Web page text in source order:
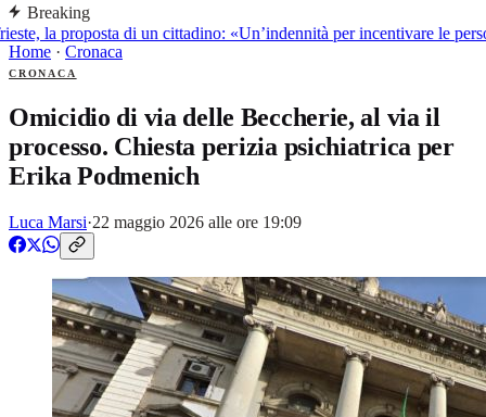
Breaking
la proposta di un cittadino: «Un’indennità per incentivare le
Home · Cronaca
CRONACA
Omicidio di via delle Beccherie, al via il
processo. Chiesta perizia psichiatrica per
Erika Podmenich
Luca Marsi·22 maggio 2026 alle ore 19:09